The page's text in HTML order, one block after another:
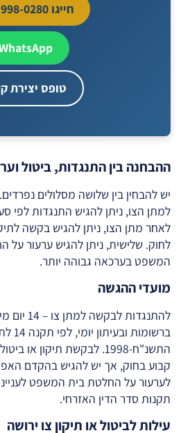
חייגו 054-998-0280
טופס יצירת
ההבחנה בין התנגדות, ביטול
יש להבחין בין שלושה מסלולים
לחוק. שלישית, ניתן להגיש ערעור
המשפט בערכאה גבוהה יותר.
מועדי ההגשה
להתנגדות
קבוע בחוק, אך יש להגיש בהקדם
תקנות סדר הדין האזרחי.
עילות לביטול או תיקון צו ירושה